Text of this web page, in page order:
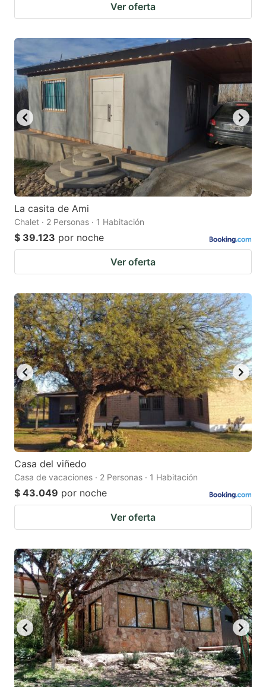
Ver oferta
La casita de Ami
Chalet · 2 Personas · 1 Habitación
$ 39.123 por noche
Ver oferta
Casa del viñedo
Casa de vacaciones · 2 Personas · 1 Habitación
$ 43.049 por noche
Ver oferta